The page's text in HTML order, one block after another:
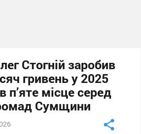
Стогній заробив
гривень у 2025
п’яте місце серед
Сумщини